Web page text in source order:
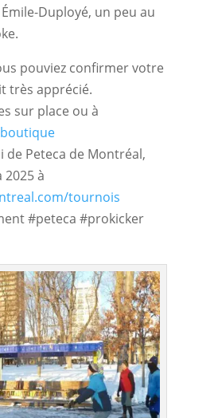
Duployé, un peu au
pouviez confirmer votre
très apprécié.
sur place ou à
de Peteca de Montréal,
2025 à
tournois
#peteca #prokicker